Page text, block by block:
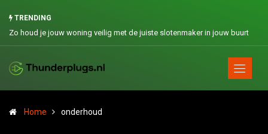
TRENDING
Zo houd je jouw woning veilig met de juiste slotenmaker in jouw buurt
Home onderhoud